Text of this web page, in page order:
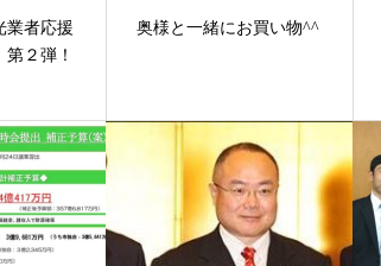
業者応援
２弾！
奥様と一緒にお買い物^^